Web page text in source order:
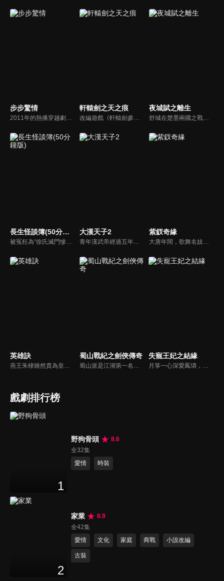
步步驚情
2011年的熱播穿越劇步步驚心的續作，故事主軸圍繞在穿越時光回到現代的若曦（劉詩詩）無法忘記自己在清朝那段刻骨銘心的經歷，直到遇見了身為雍正帝轉世的殷正（吳奇隆），並捲入了一場家族紛爭和商戰漩渦的故事。
軒轅劍之天之痕
改編遊戲《軒轅劍參外傳-天之痕》。宇文拓和陳靖仇皆為亡國皇子，本為死仇的兩人，在因緣際會之下成為生死之交，共同踏上尋找昆侖鏡、女媧石、神農鼎、崆峒印、伏羲琴等五神器的旅程，更一路結交好友進而得到真愛。不料在魔王的操控下，宇文拓背叛好友，失去一切...
夜城賦之離生
舒城在楚墨兩國之戰中落敗，並成為了墨國五皇女莫茴的魂器。失去自我意識的舒城跟隨姐姐莫茹回到墨國，面對失而復得的妹妹，莫茹欣喜又憂慮。為了保護親人和國家她棄醫從戎，甚至為了保護莫茴不惜被砍掉一條手臂，然而這一切都阻擋不了局勢的動盪不安...
長生怪談簿(50分鐘版)
被冤枉為“徐氏滅門慘案”兇手的主人公在多年後深陷倖存者的複仇圈套，成功說服其共同對抗真兇，並找出真相的故事。整個故事發生在一個荒山客棧，眾人鬥智斗勇，一步步揭開每個人的秘密，還原案件本來面目。
大漢天子2
青年漢武帝經過五年執政，平息後宮勢力、抗拒外患入侵、粉碎政變陰謀，坐穩了皇帝寶座，正是開展雄才大略之時。能臣汲黯受到賞識，並引薦另一位奇才主父偃，漢武帝視其張固再世，委以重任。國力強盛使漢武帝屢屢北伐外族，只是規模巨大的戰爭使漢室逐漸捉襟見肘，諸侯勢力蠢蠢欲動。
紫釵奇緣
大唐年間，歌舞名妓霍小玉、風流俠客納蘭東、書香才子李益和巾幗紅顏盧靖瀾為首的風騷人物，彼此錯綜複雜的命運與感情糾葛。一場指腹為婚的誤會，造成浪漫卻無果的錯點鴛鴦，他們在階級差異與強權壓迫中勇於追求真愛，在宮廷權謀與世俗現實的拉扯中身不由己地被推向命運的叉路...
英雄訣
燕王朱棣雖然貴為皇子，卻被派駐北方鎮守燕地。他從小就表現出驚人的毅力和膽識，是眾兄弟中最出類拔萃的一個。太子朱標意外亡故後，朱元璋立皇孫朱允炆。朱棣被削藩逼得無路可退，無奈起兵，在長達四年的靖難之役後，終於入主京師。朱棣擁有了天下，卻背上了千古罵名，也失去了心中的摯愛。
蜀山戰紀之劍俠傳奇
蜀山派是江湖第一名門正派，一直領導武林多年。蜀山掌門為對抗企圖搶奪赤魂石的綠袍尊者（吳奇隆），把赤魂石打入天賦異秉的丁隱（陳偉霆）體內，丁隱由此拜入蜀山門下。偶然間，丁隱發現綠袍之女玉無心（趙麗穎）竟然與他逝去的愛妻長得一模一樣…
失寵王妃之結緣
月箏一心深愛鳳璘，然而鳳璘的弟弟鳳珣是月箏的從小玩伴，對月箏也一往情深，鳳璘卻與杜將軍之女絲雨兩情相悅，在家長的主導下，月箏得償所願嫁給鳳璘，原本鳳璘並不在意她，可是在她無私、無怨、無悔的付出中，鳳璘為其感動，深深愛上月箏。
戲劇排行榜
1
野狗骨頭
8.6
全32集
愛情
時裝
2
家業
8.9
全42集
愛情
文化 家庭 商戰 小說改編
古裝